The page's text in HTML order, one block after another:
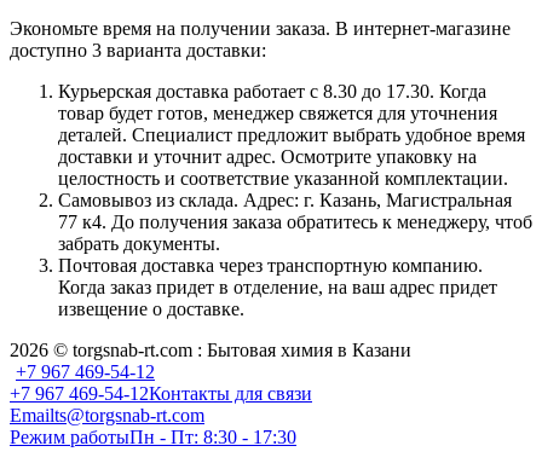
Экономьте время на получении заказа. В интернет-магазине
доступно 3 варианта доставки:
Курьерская доставка работает с 8.30 до 17.30. Когда
товар будет готов, менеджер свяжется для уточнения
деталей. Специалист предложит выбрать удобное время
доставки и уточнит адрес. Осмотрите упаковку на
целостность и соответствие указанной комплектации.
Самовывоз из склада. Адрес: г. Казань, Магистральная
77 к4. До получения заказа обратитесь к менеджеру, чтоб
забрать документы.
Почтовая доставка через транспортную компанию.
Когда заказ придет в отделение, на ваш адрес придет
извещение о доставке.
2026 © torgsnab-rt.com : Бытовая химия в Казани
+7 967 469-54-12
+7 967 469-54-12Контакты для связи
Emailts@torgsnab-rt.com
Режим работыПн - Пт: 8:30 - 17:30